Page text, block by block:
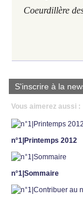
Coeurdillère
S'inscrire à la
Vous aimerez aussi :
n°1|Printemps 2012
n°1|Sommaire